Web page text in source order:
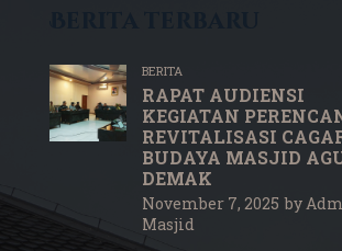
BERITA
RAPAT AUDIENSI
KEGIATAN
REVITALISASI
BUDAYA MASJID
DEMAK
November 7, 2025 by
Masjid